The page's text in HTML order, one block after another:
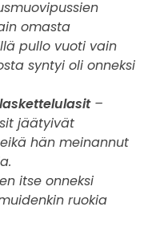
omasta
pullo vuoti vain
syntyi oli onneksi
–
jäätyivät
hän meinannut
itse onneksi
ruokia